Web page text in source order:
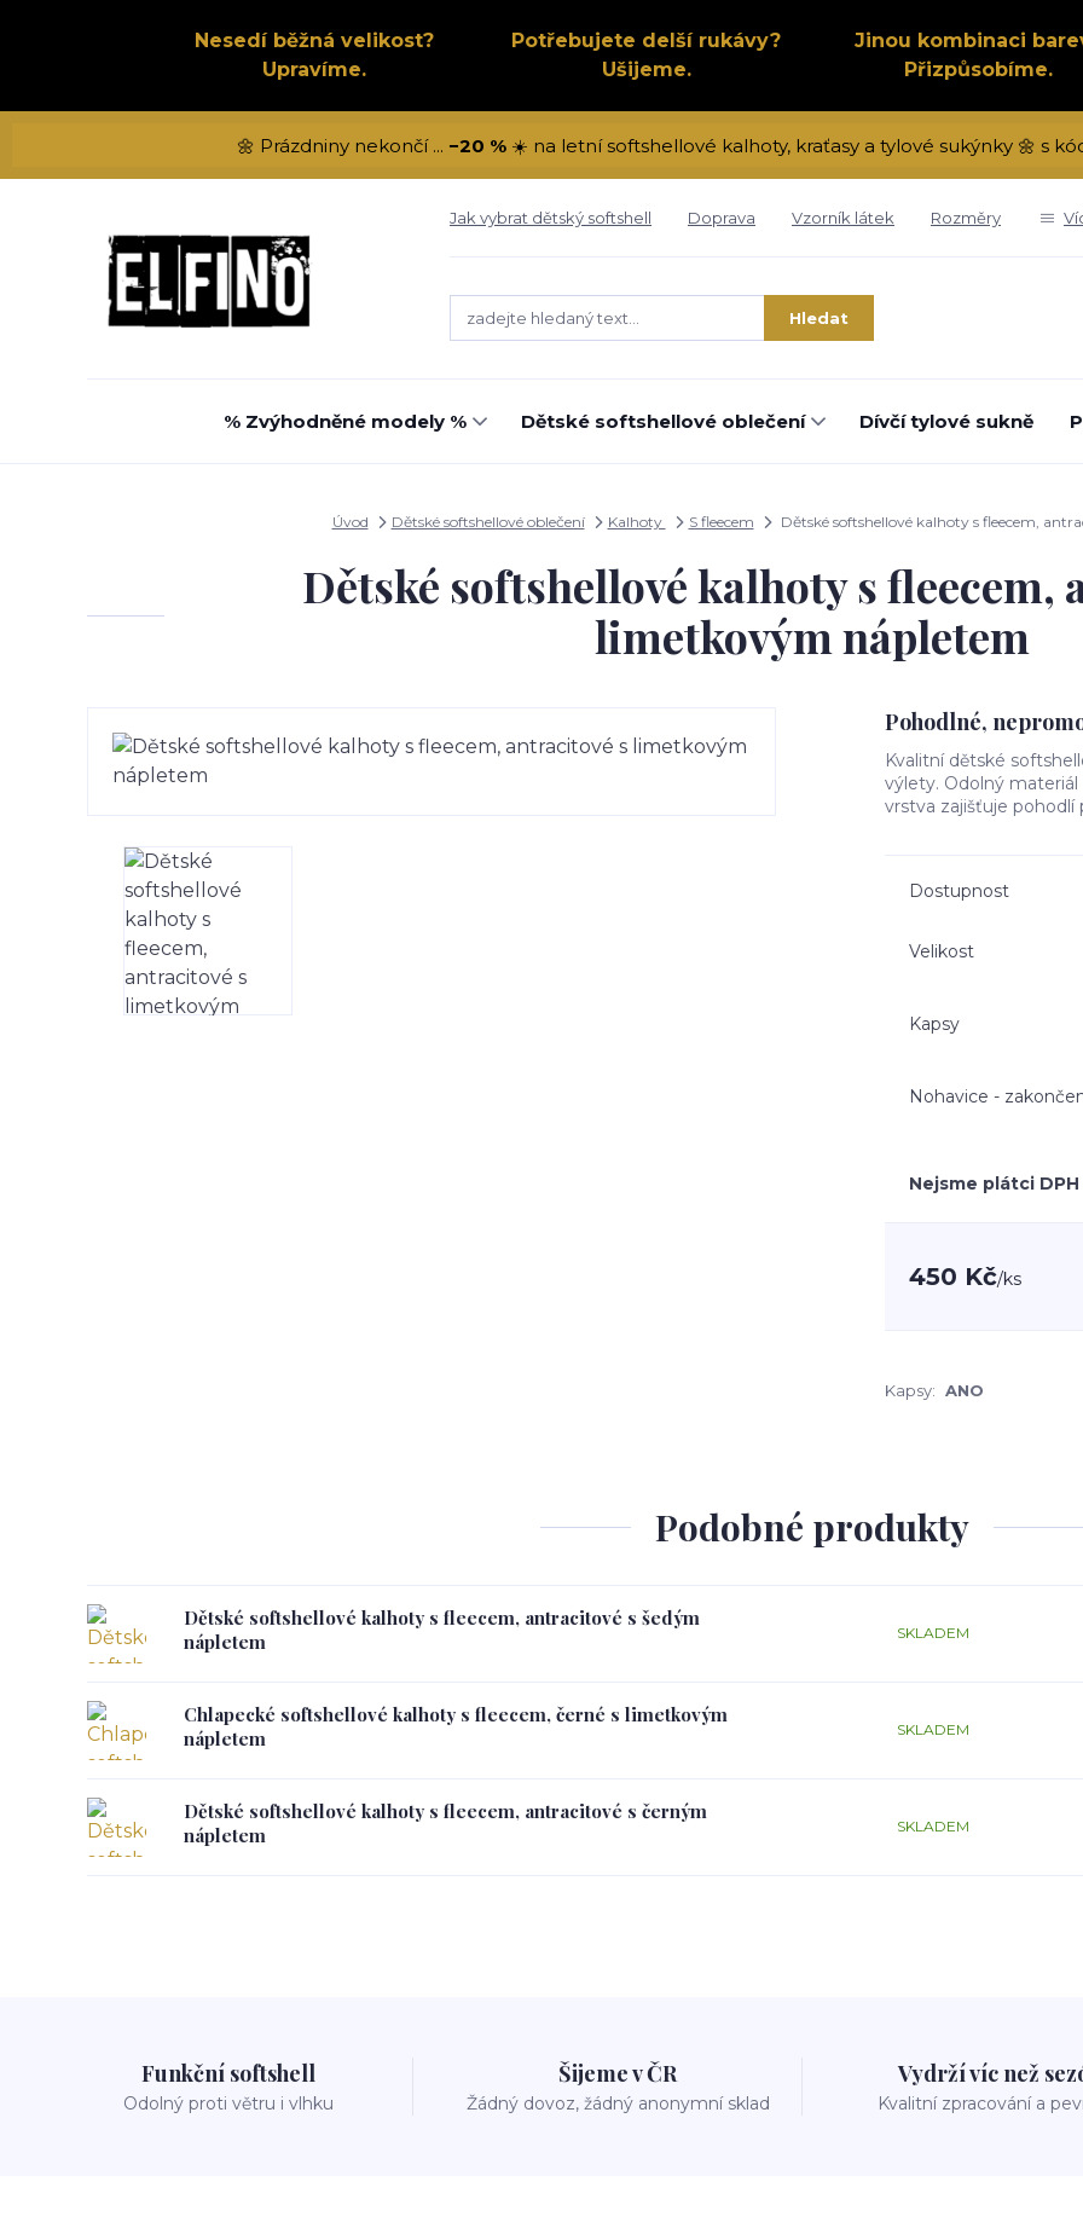
Nesedí běžná velikost?
Upravíme.
Potřebujete delší rukávy?
Ušijeme.
Jinou kombinaci
Přizpůsobíme.
🌼 Prázdniny nekončí ... −20 %☀️ na letní softshellové kalhoty, kraťasy a tylové sukýnky 🌼 s
Jak vybrat dětský softshell Doprava Vzorník látek Rozměry
Hledat
% Zvýhodněné modely % Dětské softshellové oblečení Dívčí tylové sukně
Úvod Dětské softshellové oblečení Kalhoty S fleecem Dětské softshellové kalhoty s fleecem,
Dětské softshellové kalhoty s fleecem,
limetkovým nápletem
Pohodlné,
Kvalitní dětské
výlety. Odolný
vrstva zajišťuje pohodlí
Dostupnost
Velikost
Kapsy
Nohavice -
Nejsme plátci DPH
450 Kč/ks
Kapsy: ANO
Podobné produkty
Dětské softshellové kalhoty s fleecem, antracitové s šedým
nápletem
SKLADEM
Chlapecké softshellové kalhoty s fleecem, černé s limetkovým
nápletem
SKLADEM
Dětské softshellové kalhoty s fleecem, antracitové s černým
nápletem
SKLADEM
Funkční softshell
Odolný proti větru i vlhku
Šijeme v ČR
Žádný dovoz, žádný anonymní sklad
Vydrží víc než
Kvalitní zpracování a